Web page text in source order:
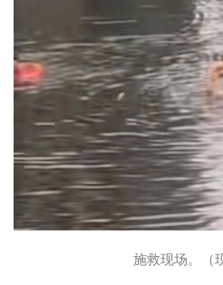
施救现场。（